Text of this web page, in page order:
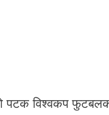
पटक विश्वकप